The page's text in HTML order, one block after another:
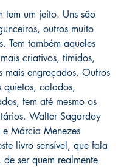
tem um jeito. Uns são
outros muito
Tem também aqueles
criativos, tímidos,
mais engraçados. Outros
quietos, calados,
tem até mesmo os
Walter Sagardoy
e Márcia Menezes
livro sensível, que fala
de ser quem realmente